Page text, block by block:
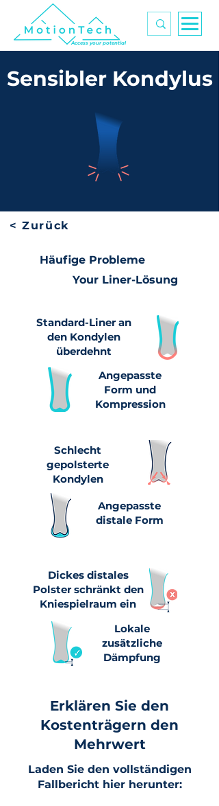
Access your potential
Sensibler Kondylus
< Zurück
Häufige Probleme
Your Liner-Lösung
Standard-Liner an
den Kondylen
überdehnt
Angepasste
Form und
Kompression
Schlecht
gepolsterte
Kondylen
Angepasste
distale Form
Dickes distales
Polster schränkt den
Kniespielraum ein
Lokale
zusätzliche
Dämpfung
Erklären Sie den
Kostenträgern den
Mehrwert
Laden Sie den vollständigen
Fallbericht hier herunter: